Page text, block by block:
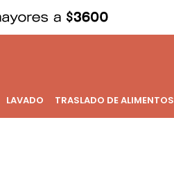
LAVADO TRASLADO DE ALIMENTOS